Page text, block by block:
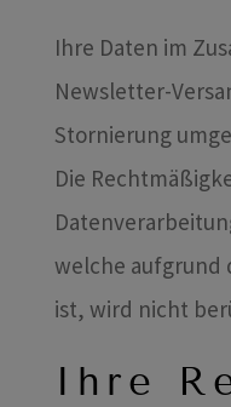
Ihre Daten im
Newsletter-
Stornierung
Die
welche aufgrund
ist, wird nicht
Ihre